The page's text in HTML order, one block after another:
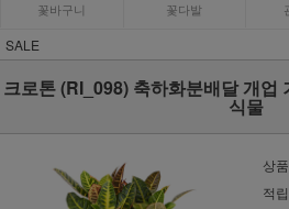
꽃바구니 꽃다발
SALE
크로톤 (RI_098) 축하화분배달 개업
식물
상
적